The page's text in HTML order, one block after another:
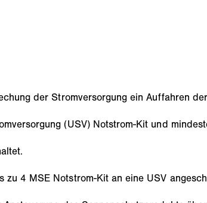
der Stromversorgung ein Auffahren
(USV) Notstrom-Kit und
4 MSE Notstrom-Kit an eine USV